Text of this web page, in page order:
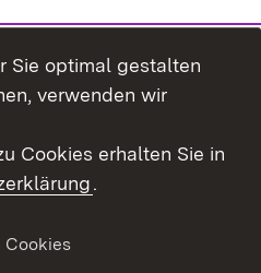
Kontakt
Barrierefreiheit
Sie optimal gestalten
verwenden wir
Cookies erhalten Sie in
.
Cookies